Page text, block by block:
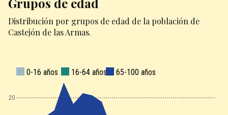
Distribución por grupos de edad de la población de
Castejón de las Armas.
120
0-16 años 16-64 años 65-100 años